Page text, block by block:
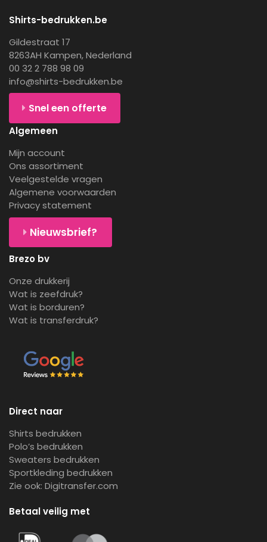
Shirts-bedrukken.be
Gildestraat 17
8263AH Kampen, Nederland
00 32 2 788 98 09
info@shirts-bedrukken.be
Snel een offerte
Algemeen
Mijn account
Ons assortiment
Veelgestelde vragen
Algemene voorwaarden
Privacy statement
Nieuwsbrief?
Brezo bv
Onze drukkerij
Wat is zeefdruk?
Wat is borduren?
Wat is transferdruk?
Direct naar
Shirts bedrukken
Polo’s bedrukken
Sweaters bedrukken
Sportkleding bedrukken
Zie ook: Digitransfer.com
Betaal veilig met